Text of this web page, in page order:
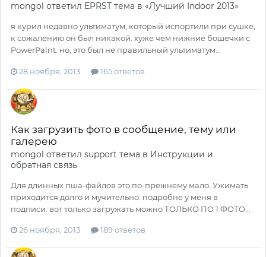
mongol ответил EPRST тема в «Лучший Indoor 2013»
я курил недавно ультиматум, который испортили при сушке,
к сожалению он был никакой. хуже чем нижние бошечки с
PowerPalnt. но, это был не правильный ультиматум...
28 ноября, 2013 165 ответов
Как загрузить фото в сообщение, тему или
галерею
mongol ответил support тема в Инструкции и
обратная связь
Для длинных пша-файлов это по-прежнему мало. Ужимать
приходится долго и мучительно. подробне у меня в
подписи. вот только загружать можно ТОЛЬКО ПО 1 ФОТО...
26 ноября, 2013 189 ответов